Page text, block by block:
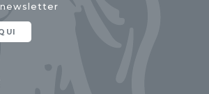
newsletter